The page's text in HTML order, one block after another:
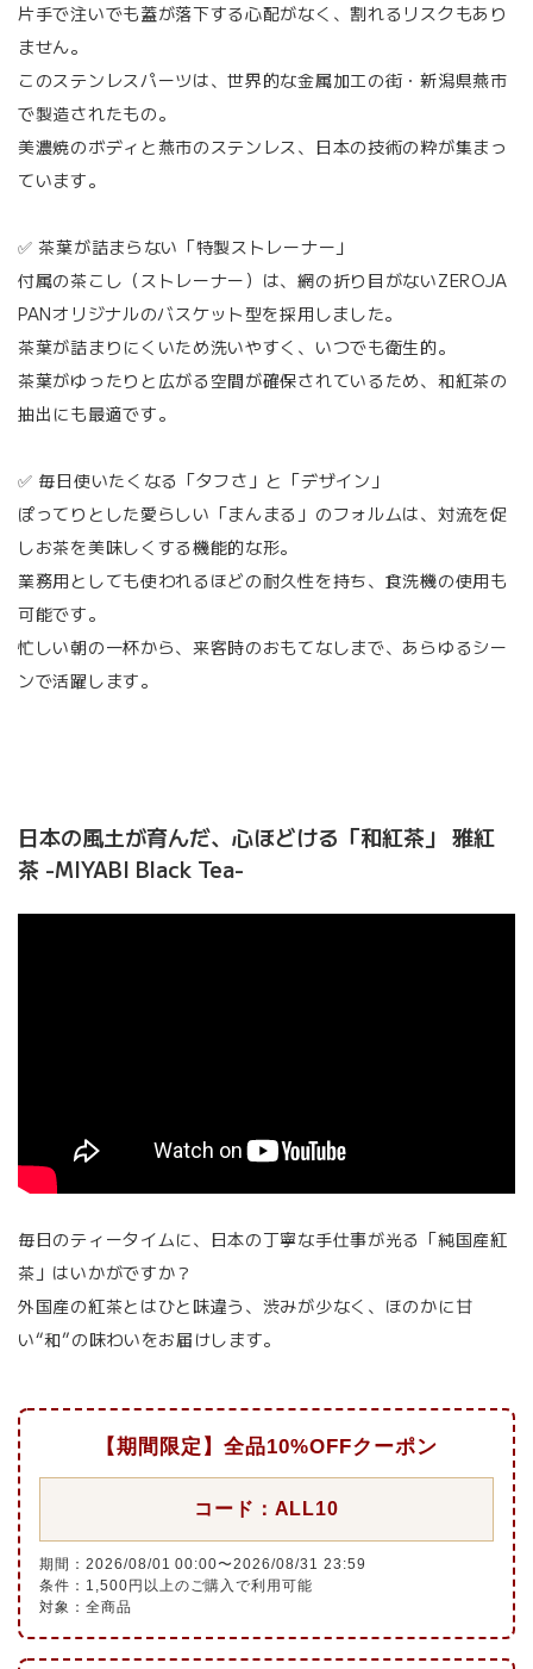
片手で注いでも蓋が落下する心配がなく、割れるリスクもあり
ません。
このステンレスパーツは、世界的な金属加工の街・新潟県燕市
で製造されたもの。
美濃焼のボディと燕市のステンレス、日本の技術の粋が集まっ
ています。
✅ 茶葉が詰まらない「特製ストレーナー」
付属の茶こし（ストレーナー）は、網の折り目がないZEROJA
PANオリジナルのバスケット型を採用しました。
茶葉が詰まりにくいため洗いやすく、いつでも衛生的。
茶葉がゆったりと広がる空間が確保されているため、和紅茶の
抽出にも最適です。
✅ 毎日使いたくなる「タフさ」と「デザイン」
ぽってりとした愛らしい「まんまる」のフォルムは、対流を促
しお茶を美味しくする機能的な形。
業務用としても使われるほどの耐久性を持ち、食洗機の使用も
可能です。
忙しい朝の一杯から、来客時のおもてなしまで、あらゆるシー
ンで活躍します。
日本の風土が育んだ、心ほどける「和紅茶」 雅紅
茶 -MIYABI Black Tea-
毎日のティータイムに、日本の丁寧な手仕事が光る「純国産紅
茶」はいかがですか？
外国産の紅茶とはひと味違う、渋みが少なく、ほのかに甘
い“和”の味わいをお届けします。
【期間限定】全品10%OFFクーポン
コード：ALL10
期間：2026/08/01 00:00〜2026/08/31 23:59
条件：1,500円以上のご購入で利用可能
対象：全商品